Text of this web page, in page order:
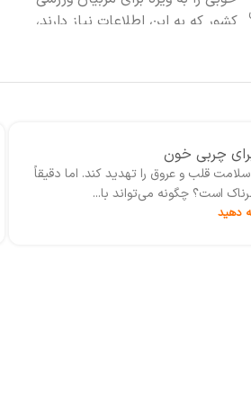
کشور که به این اطلاعات نیاز دارند،
چربی خون
قلب و عروق را تهدید کند. اما دقیقاً
است؟ چگونه می‌تواند با...
دهید